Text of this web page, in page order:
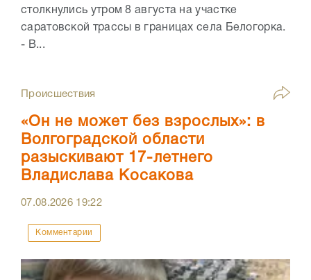
столкнулись утром 8 августа на участке
саратовской трассы в границах села Белогорка.
- В...
Происшествия
«Он не может без взрослых»: в
Волгоградской области
разыскивают 17-летнего
Владислава Косакова
07.08.2026 19:22
Комментарии